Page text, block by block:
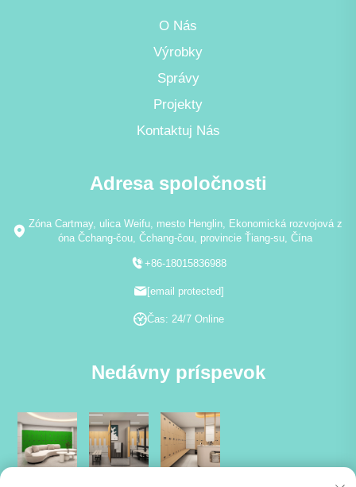
O Nás
Výrobky
Správy
Projekty
Kontaktuj Nás
Adresa spoločnosti
Zóna Cartmay, ulica Weifu, mesto Henglin, Ekonomická rozvojová z
óna Čchang-čou, Čchang-čou, provincie Ťiang-su, Čína
+86-18015836988
[email protected]
Čas: 24/7 Online
Nedávny príspevok